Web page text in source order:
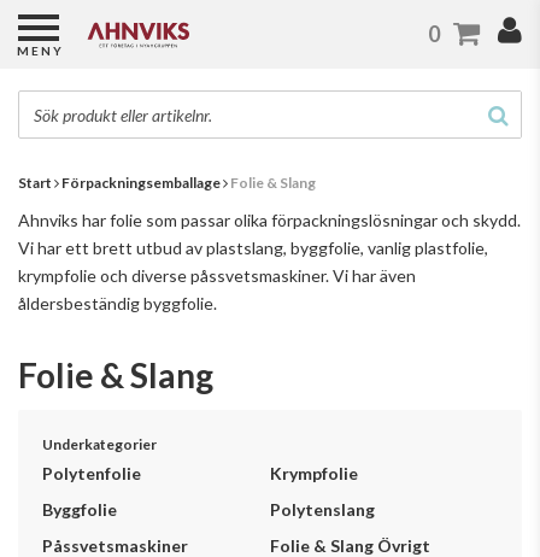
Start Förpackningsemballage Folie & Slang
Ahnviks har folie som passar olika förpackningslösningar och skydd.
Vi har ett brett utbud av plastslang, byggfolie, vanlig plastfolie,
krympfolie och diverse påssvetsmaskiner. Vi har även
åldersbeständig byggfolie.
Folie & Slang
Underkategorier
Polytenfolie
Byggfolie
Krympfolie
Polytenslang
Påssvetsmaskiner
Folie & Slang Övrigt
MENY
0